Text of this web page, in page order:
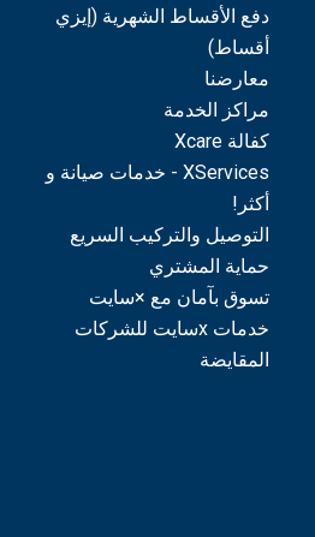
دفع الأقساط الشهرية (إيزي
أقساط)
معارضنا
مراكز الخدمة
كفالة Xcare
XServices - خدمات صيانة و
أكثر!
التوصيل والتركيب السريع
حماية المشتري
تسوق بآمان مع ×سايت
خدمات xسايت للشركات
المقايضة